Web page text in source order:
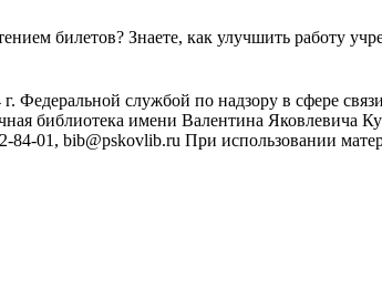
билетов? Знаете, как улучшить работу
службой по надзору в сфере
библиотека имени Валентина Яковлевича
84-01, bib@pskovlib.ru При использовании